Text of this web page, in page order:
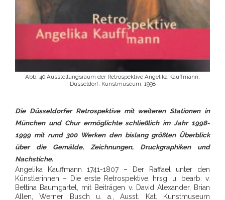
Abb. 40 Ausstellungsraum der Retrospektive Angelika Kauffmann,
Düsseldorf, Kunstmuseum, 1998
Die Düsseldorfer Retrospektive mit weiteren Stationen in
München und Chur ermöglichte schließlich im Jahr 1998-
1999 mit rund 300 Werken den bislang größten Überblick
über die Gemälde, Zeichnungen, Druckgraphiken und
Nachstiche.
Angelika Kauffmann 1741-1807 – Der Raffael unter den
Künstlerinnen – Die erste Retrospektive. hrsg. u. bearb. v.
Bettina Baumgärtel, mit Beiträgen v. David Alexander, Brian
Allen, Werner Busch u. a., Ausst. Kat. Kunstmuseum